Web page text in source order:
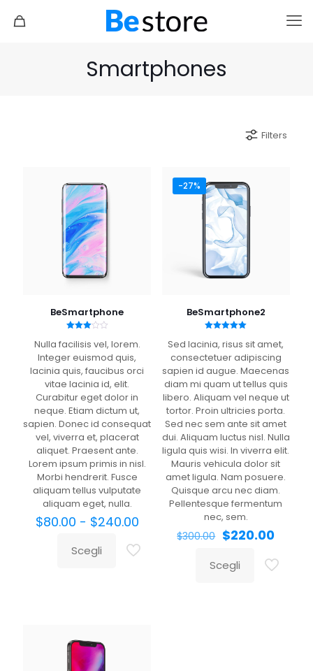
Smartphones
Filters
BeSmartphone
3.00
Nulla facilisis vel, lorem.
Integer euismod quis,
lacinia quis, faucibus orci
vitae lacinia id, elit.
Curabitur eget dolor in
neque. Etiam dictum ut,
sapien. Donec id consequat
vel, viverra et, placerat
aliquet. Praesent ante.
Lorem ipsum primis in nisl.
Morbi hendrerit. Fusce
aliquam tellus vulputate
aliquam eget, nulla.
$80.00 - $240.00Fascia
prezzo:
Scegli
Questo
possono
essere
-27%
BeSmartphone2
5.00
Sed lacinia, risus sit amet,
consectetuer adipiscing
sapien id augue. Maecenas
diam mi quam ut tellus quis
libero. Aliquam vel neque ut
tortor. Proin ultricies porta.
Sed nec sem ante sit amet
dui. Aliquam luctus nisl. Nulla
ligula quis wisi. In viverra elit.
Mauris vehicula dolor sit
amet ligula. Nam posuere.
Quisque arcu nec diam.
Pellentesque fermentum
nec, sem.
$300.00 Il
originale
era:
$220.00Il
è:
Scegli
Questo